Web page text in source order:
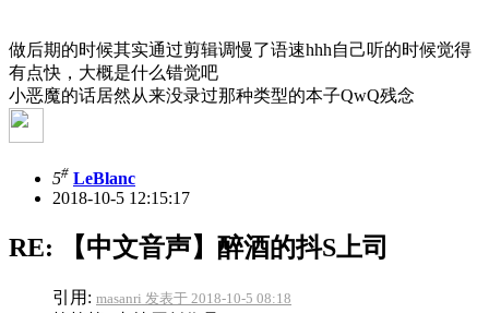
做后期的时候其实通过剪辑调慢了语速hhh自己听的时候觉得
有点快，大概是什么错觉吧
小恶魔的话居然从来没录过那种类型的本子QwQ残念
5# LeBlanc
2018-10-5 12:15:17
RE: 【中文音声】醉酒的抖S上司
引用: masanri 发表于 2018-10-5 08:18